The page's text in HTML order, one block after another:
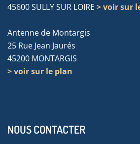
45600 SULLY SUR LOIRE > voir sur
Antenne de Montargis
25 Rue Jean Jaurés
45200 MONTARGIS
> voir sur le plan
NOUS CONTACTER